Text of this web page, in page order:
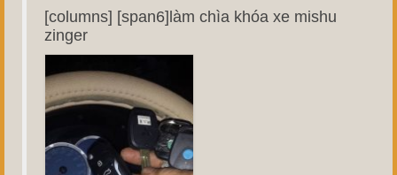
[columns] [span6]làm chìa khóa xe mishu
zinger